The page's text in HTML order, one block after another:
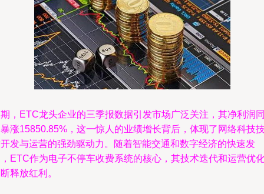
，ETC龙头企业的三季报数据引发市场广泛关注，其净利润
涨15850.85%，这一惊人的业绩增长背后，体现了网络科技
发与运营的强劲驱动力。随着智能交通和数字经济的快速发
ETC作为电子不停车收费系统的核心，其技术迭代和运营优
释放红利。